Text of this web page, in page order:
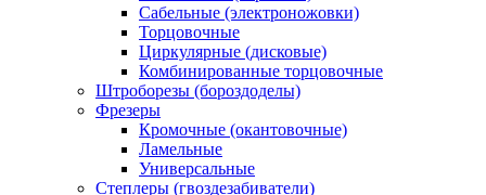
Сабельные (электроножовки)
Торцовочные
Циркулярные (дисковые)
Комбинированные торцовочные
Штроборезы (бороздоделы)
Фрезеры
Кромочные (окантовочные)
Ламельные
Универсальные
Степлеры (гвоздезабиватели)